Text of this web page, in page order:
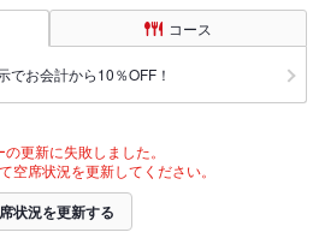
コース
でお会計から10％OFF！
更新に失敗しました。
空席状況を更新してください。
状況を更新する